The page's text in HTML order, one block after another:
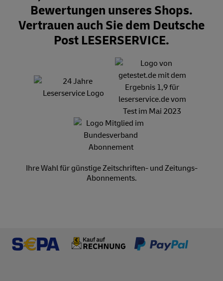
Bewertungen unseres Shops.
Vertrauen auch Sie dem Deutsche
Post LESERSERVICE.
Ihre Wahl für günstige Zeitschriften- und Zeitungs-
Abonnements.